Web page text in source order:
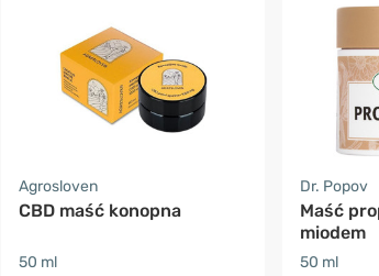
Agrosloven
CBD maść konopna
50 ml
Dr. Popov
Maść
miodem
50 ml